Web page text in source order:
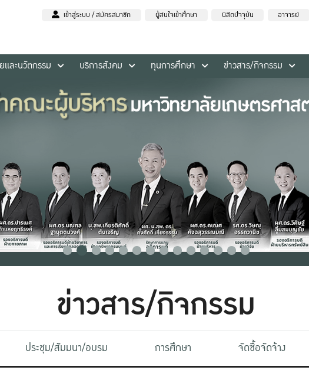
เข้าสู่ระบบ / สมัครสมาชิก ผู้สนใจเข้าศึกษา นิสิตปัจจุบัน อาจารย์
และนวัตกรรม บริการสังคม ทุนการศึกษา ข่าวสาร/กิจกรรม
ข่าวสาร/กิจกรรม
ประชุม/สัมมนา/อบรม การศึกษา จัดซื้อจัดจ้าง